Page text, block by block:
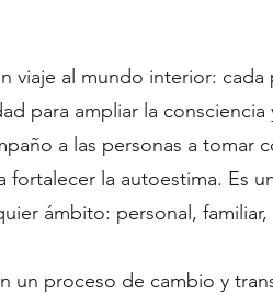
viaje al mundo interior:
para ampliar la
a las personas a tomar
fortalecer la autoestima. Es
ámbito: personal,
un proceso de cambio y